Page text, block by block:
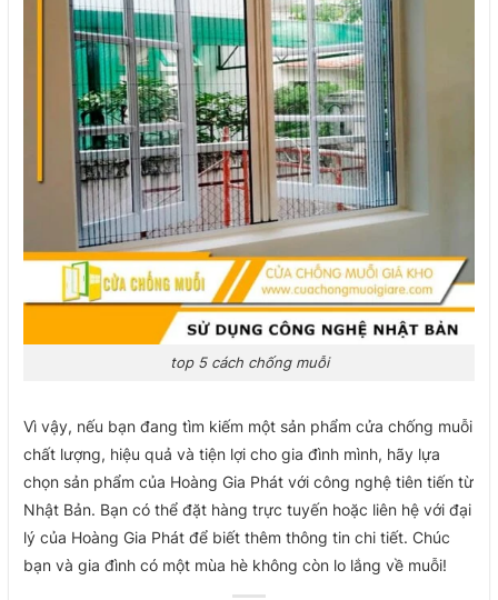
top 5 cách chống muỗi
Vì vậy, nếu bạn đang tìm kiếm một sản phẩm cửa chống muỗi
chất lượng, hiệu quả và tiện lợi cho gia đình mình, hãy lựa
chọn sản phẩm của Hoàng Gia Phát với công nghệ tiên tiến từ
Nhật Bản. Bạn có thể đặt hàng trực tuyến hoặc liên hệ với đại
lý của Hoàng Gia Phát để biết thêm thông tin chi tiết. Chúc
bạn và gia đình có một mùa hè không còn lo lắng về muỗi!